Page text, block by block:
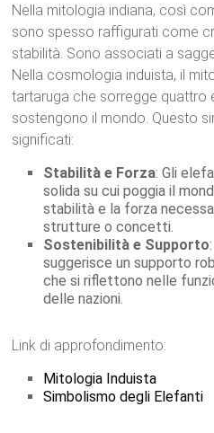
Nella mitologia indiana, così
sono spesso raffigurati come
stabilità. Sono associati a
Nella cosmologia induista, il
tartaruga che sorregge quattro
sostengono il mondo. Questo
significati:
Stabilità e Forza: Gli
solida su cui poggia il
stabilità e la forza
strutture o concetti.
Sostenibilità e Supporto
suggerisce un supporto
che si riflettono nelle
delle nazioni.
Link di approfondimento:
Mitologia Induista
Simbolismo degli Elefanti